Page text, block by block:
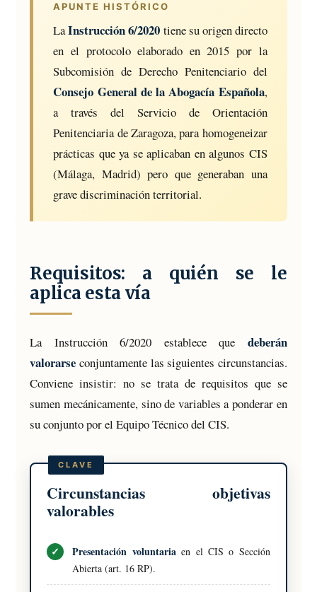
APUNTE HISTÓRICO
LaInstrucción 6/2020 tiene su origen directo
en el protocolo elaborado en 2015 por la
Subcomisión de Derecho Penitenciario del
Consejo General de la Abogacía Española,
a través del Servicio de Orientación
Penitenciaria de Zaragoza, para homogeneizar
prácticas que ya se aplicaban en algunos CIS
(Málaga, Madrid) pero que generaban una
grave discriminación territorial.
Requisitos: a quién se le
aplica esta vía
La Instrucción 6/2020 establece que deberán
valorarse conjuntamente las siguientes circunstancias.
Conviene insistir: no se trata de requisitos que se
sumen mecánicamente, sino de variables a ponderar en
su conjunto por el Equipo Técnico del CIS.
Circunstancias objetivas
valorables
Presentación voluntariaen el CIS o Sección
Abierta (art. 16 RP).